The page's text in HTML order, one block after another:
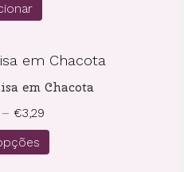
em Chacota
– €3,29
range: